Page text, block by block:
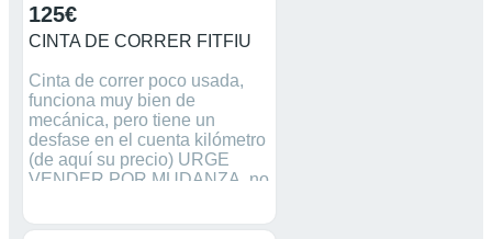
125€
CINTA DE CORRER FITFIU
Cinta de correr poco usada,
funciona muy bien de
mecánica, pero tiene un
desfase en el cuenta kilómetro
(de aquí su precio) URGE
VENDER POR MUDANZA. no
de Rei Zona Vallpineda.